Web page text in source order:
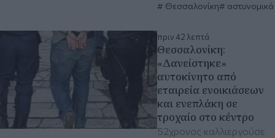
Θεσσαλονίκη αστυνομικά
πριν 42 λεπτά
Θεσσαλονίκη:
«Δανείστηκε»
αυτοκίνητο από
εταιρεία ενοικιάσεων
και ενεπλάκη σε
τροχαίο στο κέντρο
52χρονος καλλιεργούσε